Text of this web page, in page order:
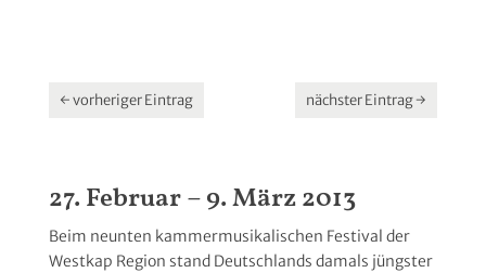
←vorheriger Eintrag nächster Eintrag→
27. Februar – 9. März 2013
Beim neunten kammermusikalischen Festival der
Westkap Region stand Deutschlands damals jüngster